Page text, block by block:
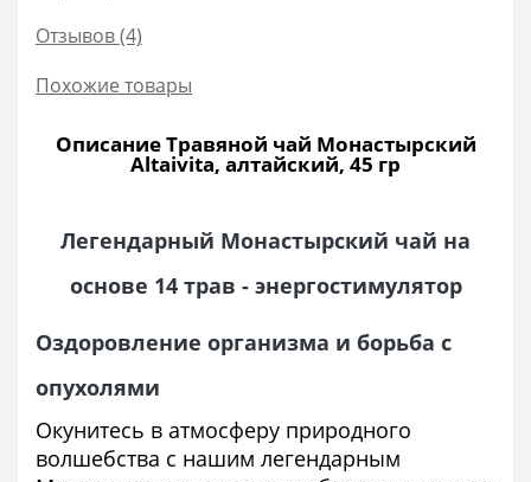
Отзывов (4)
Похожие товары
Описание Травяной чай Монастырский
Altaivita, алтайский, 45 гр
Легендарный Монастырский чай на
основе 14 трав - энергостимулятор
Оздоровление организма и борьба с
опухолями
Окунитесь в атмосферу природного
волшебства с нашим легендарным